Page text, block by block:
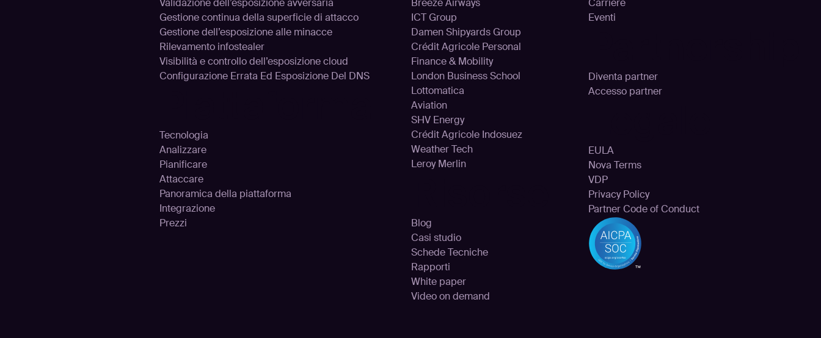
Validazione dell’esposizione avversaria
Gestione continua della superficie di attacco
Gestione dell’esposizione alle minacce
Rilevamento infostealer
Visibilità e controllo dell’esposizione cloud
Configurazione Errata Ed Esposizione Del DNS
Tecnologia
Analizzare
Pianificare
Attaccare
Panoramica della piattaforma
Integrazione
Prezzi
Breeze Airways
ICT Group
Damen Shipyards Group
Crédit Agricole Personal
Finance & Mobility
London Business School
Lottomatica
Aviation
SHV Energy
Crédit Agricole Indosuez
Weather Tech
Leroy Merlin
Blog
Casi studio
Schede Tecniche
Rapporti
White paper
Video on demand
Carriere
Eventi
Diventa partner
Accesso partner
EULA
Nova Terms
VDP
Privacy Policy
Partner Code of Conduct